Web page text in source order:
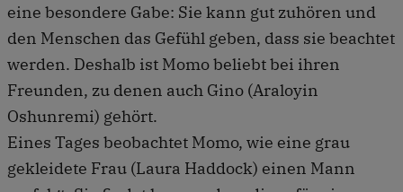
eine besondere Gabe: Sie kann gut zuhören und
den Menschen das Gefühl geben, dass sie beachtet
werden. Deshalb ist Momo beliebt bei ihren
Freunden, zu denen auch Gino (Araloyin
Oshunremi) gehört.
Eines Tages beobachtet Momo, wie eine grau
gekleidete Frau (Laura Haddock) einen Mann